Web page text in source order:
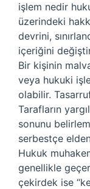
işlem nedir
üzerindeki
devrini,
içeriğini
Bir kişinin
veya hukuki
olabilir.
Tarafların
sonunu
serbestçe
Hukuk
genellikle
çekirdek ise